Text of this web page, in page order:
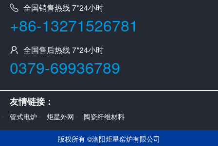
全国销售热线 7*24小时
+86-13271526781
全国售后热线 7*24小时
0379-69936789
友情链接：
管式电炉 炬星外网 陶瓷纤维材料
版权所有 ©洛阳炬星窑炉有限公司